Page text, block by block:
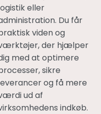
eller
Du får
viden og
der hjælper
med at optimere
sikre
og få mere
ud af
indkøb.